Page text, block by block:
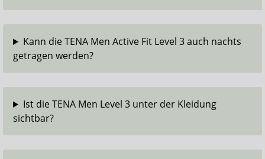
Kann die TENA Men Active Fit Level 3 auch nachts
getragen werden?
Ist die TENA Men Level 3 unter der Kleidung
sichtbar?